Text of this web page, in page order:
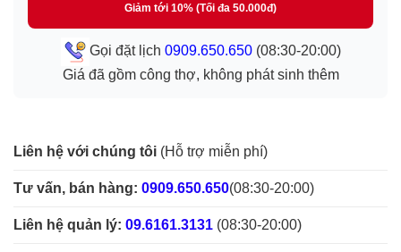
Giảm tới 10% (Tối đa 50.000đ)
Gọi đặt lịch 0909.650.650(08:30-20:00)
Giá đã gồm công thợ, không phát sinh thêm
Liên hệ với chúng tôi (Hỗ trợ miễn phí)
Tư vấn, bán hàng: 0909.650.650(08:30-20:00)
Liên hệ quản lý: 09.6161.3131 (08:30-20:00)